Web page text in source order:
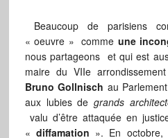
Beaucoup de parisiens
« oeuvre » comme une
nous partageons et qui est
maire du VIIe
Bruno Gollnisch au
aux lubies de grands
valu d’être attaquée en
« diffamation ». En